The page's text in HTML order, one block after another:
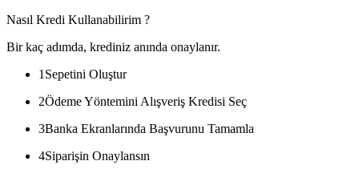
Nasıl Kredi Kullanabilirim ?
Bir kaç adımda, krediniz anında onaylanır.
1 Sepetini Oluştur
2Ödeme Yöntemini Alışveriş Kredisi Seç
3Banka Ekranlarında Başvurunu Tamamla
4Siparişin Onaylansın